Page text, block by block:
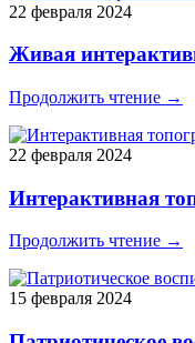
22 февраля 2024
Живая
Продолжить чтение →
22 февраля 2024
Интерактивная
Продолжить чтение →
15 февраля 2024